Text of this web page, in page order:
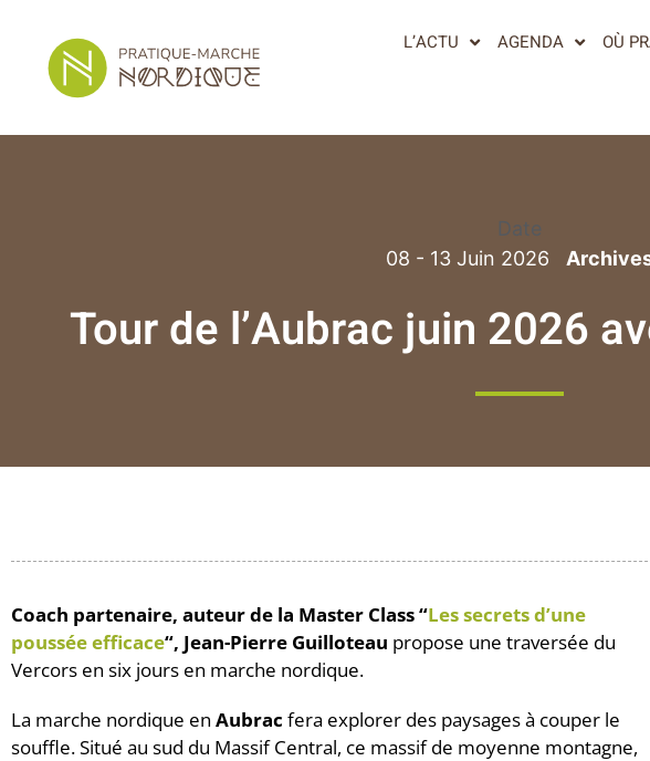
L’ACTU AGENDA OÙ
Date
08 - 13 Juin 2026
Tour de l’Aubrac juin 2026
Coach partenaire, auteur de la Master Class “Les secrets d’une
poussée efficace“, Jean-Pierre Guilloteau propose une traversée du
Vercors en six jours en marche nordique.
La marche nordique en Aubrac fera explorer des paysages à couper le
souffle. Situé au sud du Massif Central, ce massif de moyenne montagne,